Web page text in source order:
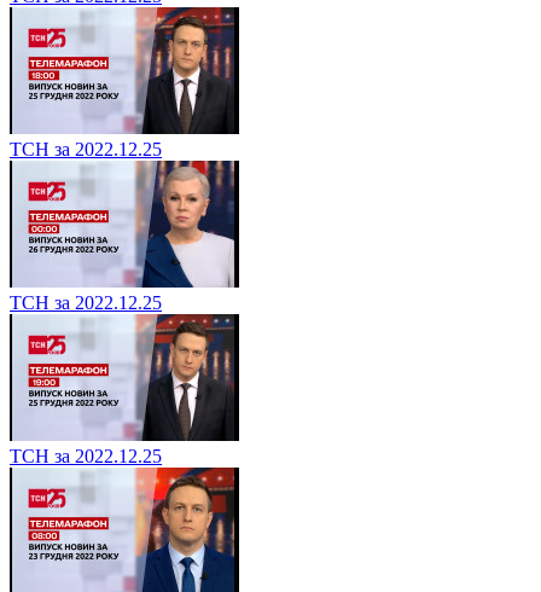
ТСН за 2022.12.25
ТСН за 2022.12.25
ТСН за 2022.12.25